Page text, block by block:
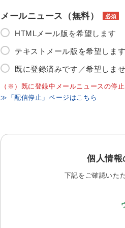
メールニュース（無料） 必須
HTMLメール版を希望します
テキストメール版を希望します
既に登録済みです／希望しま
（※）既に登録中メールニュースの停
≫「配信停止」ページはこちら
個人情報
下記をご確認いた